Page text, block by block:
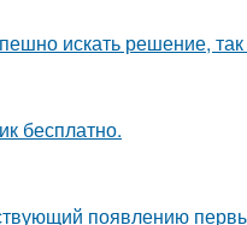
искать решение,
бесплатно.
появлению